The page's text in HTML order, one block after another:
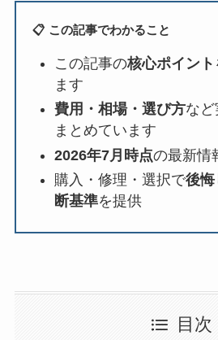
📋 この記事でわかること
この記事の核心ポイント
ます
費用・相場・選び方など
まとめています
2026年7月時点の最新情
購入・修理・選択で後悔
断基準を提供
目次